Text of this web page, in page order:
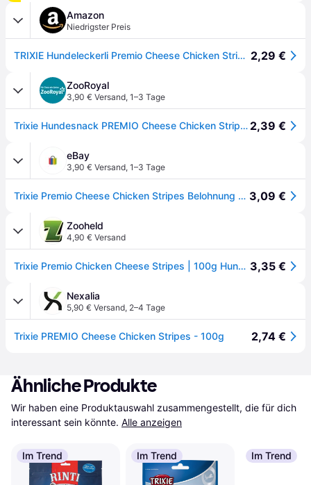
Amazon
Niedrigster Preis
TRIXIE Hundeleckerli Premio Cheese Chicken Stripes, zuckerfrei – 100 g 2,29 €
ZooRoyal
3,90 € Versand, 1–3 Tage
Trixie Hundesnack PREMIO Cheese Chicken Stripes 100g 2,39 €
eBay
3,90 € Versand, 1–3 Tage
Trixie Premio Cheese Chicken Stripes Belohnung Futter Hund Huhn Snack Leckerli 3,09 €
Zooheld
4,90 € Versand
Trixie Premio Chicken Cheese Stripes | 100g Hundesnack 3,35 €
Nexalia
5,90 € Versand, 2–4 Tage
Trixie PREMIO Cheese Chicken Stripes - 100g 2,74 €
Ähnliche Produkte
Wir haben eine Produktauswahl zusammengestellt, die für dich
interessant sein könnte. Alle anzeigen
Im Trend Im Trend Im Trend